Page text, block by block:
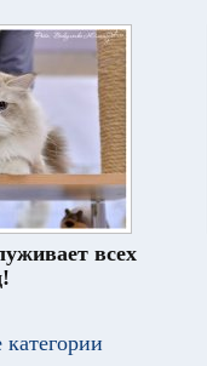
всех